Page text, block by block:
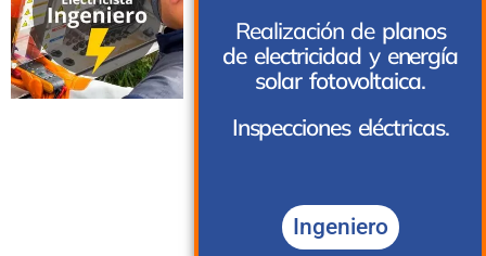
Realización de planos
de electricidady energía
solar fotovoltaica.
Inspecciones eléctricas.
Ingeniero